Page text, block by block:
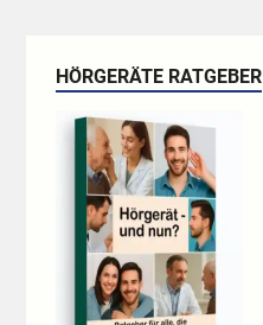
HÖRGERÄTE RATGEBER